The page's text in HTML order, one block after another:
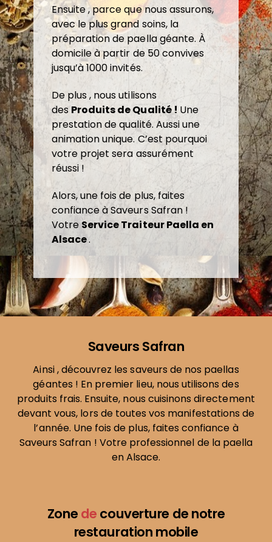
Ensuite , parce que nous assurons,
avec le plus grand soins, la
préparation de paella géante. À
domicile à partir de 50 convives
jusqu’à 1000 invités.
De plus , nous utilisons
des Produits de Qualité ! Une
prestation de qualité. Aussi une
animation unique. C’est pourquoi
votre projet sera assurément
réussi !
Alors, une fois de plus, faites
confiance à Saveurs Safran !
Votre Service Traiteur Paella en
Alsace.
Saveurs Safran
Ainsi , découvrez les saveurs de nos paellas
géantes ! En premier lieu, nous utilisons des
produits frais. Ensuite, nous cuisinons directement
devant vous, lors de toutes vos manifestations de
l’année. Une fois de plus, faites confiance à
Saveurs Safran ! Votre professionnel de la paella
en Alsace.
Zonedecouverture de notre
restauration mobile